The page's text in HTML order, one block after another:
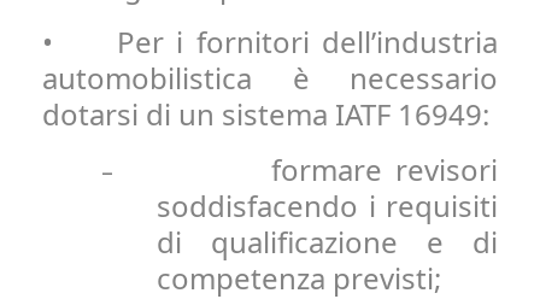
• Per i fornitori dell’industria
automobilistica è necessario
dotarsi di un sistema IATF 16949:
-
formare revisori
soddisfacendo i requisiti
di qualificazione e di
competenza previsti;